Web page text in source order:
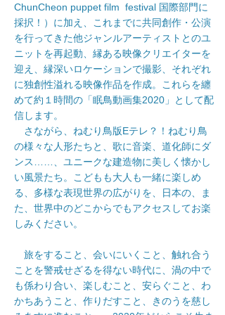
ChunCheon puppet film festival 国際部門に
採択！）に加え、
これまでに共同創作・公演
を行ってきた他ジャンルアーティストとのユ
ニットを再起動、縁ある映像クリエイターを
迎え、縁深いロケーションで撮影、それぞれ
に独創性溢れる映像作品を作成。これらを纏
めて約１時間の「眠鳥動画集2020」として配
信します。
さながら、ねむり鳥版Eテレ？！ねむり鳥
の様々な人形たちと、歌に音楽、道化師にダ
ンス……、ユニークな建造物に美しく懐かし
い風景たち。こどもも大人も一緒に楽しめ
る、多様な表現世界の広がりを、日本の、ま
た、世界中のどこからでもアクセスしてお楽
しみください。
​ 旅をすること、会いにいくこと、触れ合う
ことを警戒せざるを得ない時代に、渦の中で
も係わり合い、楽しむこと、安らぐこと、わ
かちあうこと、作りだすこと、きのうを慈し